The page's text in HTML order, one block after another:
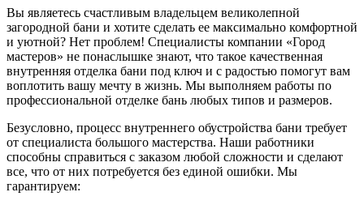
Вы являетесь счастливым владельцем великолепной
загородной бани и хотите сделать ее максимально комфортной
и уютной? Нет проблем! Специалисты компании «Город
мастеров» не понаслышке знают, что такое качественная
внутренняя отделка бани под ключ и с радостью помогут вам
воплотить вашу мечту в жизнь. Мы выполняем работы по
профессиональной отделке бань любых типов и размеров.
Безусловно, процесс внутреннего обустройства бани требует
от специалиста большого мастерства. Наши работники
способны справиться с заказом любой сложности и сделают
все, что от них потребуется без единой ошибки. Мы
гарантируем: